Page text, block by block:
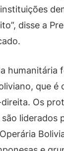
disse a
humanitária
que é
Os
liderados